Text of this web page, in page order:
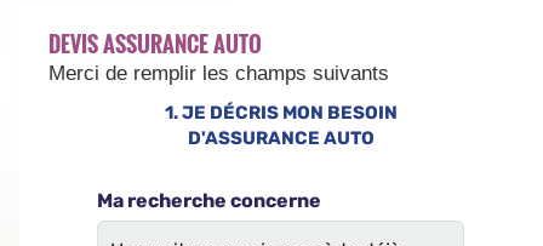
DEVIS ASSURANCE AUTO
Merci de remplir les champs suivants